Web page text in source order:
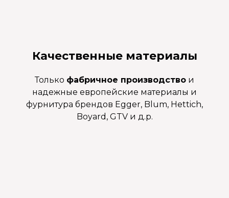
Качественные материалы
Только фабричное производство и
надежные европейские материалы и
фурнитура брендов Egger, Blum, Hettich,
Boyard, GTV и д.р.